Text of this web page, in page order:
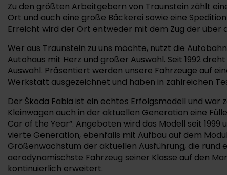
Zu den größten Arbeitgebern von Traunstein zählt
Ort und auch eine große Bäckerei sowie eine
Erreicht wird der Ort entweder mit dem Zug der über
Wer aus Traunstein zu uns möchte, nutzt die
Autohaus mit Herz und großer Auswahl. Seit 1992
Auswahl. Präsentiert werden unsere Fahrzeuge auf
Werkstatt ausgezeichnet und haben in zahlreichen
Der Škoda Fabia ist ein echtes Erfolgsmodell und
Kleinwagen auch in der aktuellen Generation eine
Car of the Year“. Angeboten wird das Modell seit
vierte Generation, ebenfalls mit Aufbau auf dem
Größenwachstum der aktuellen Ausführung, die rund
aerodynamischste Fahrzeug seiner Klasse auf den
kontinuierlich erweitert.